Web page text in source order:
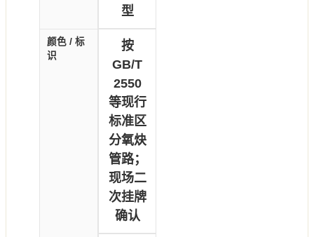
型
颜色 / 标
识
按
GB/T
2550
等现行
标准区
分氧炔
管路；
现场二
次挂牌
确认